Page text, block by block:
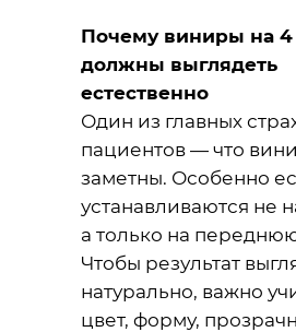
Почему виниры на 4
должны выглядеть
естественно
Один из главных
пациентов — что
заметны. Особенно
устанавливаются не
а только на
Чтобы результат
натурально, важно
цвет, форму,